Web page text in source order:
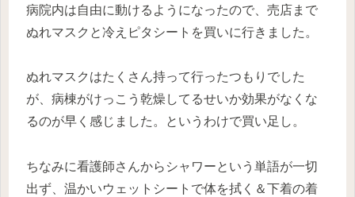
病院内は自由に動けるようになったので、売店まで
ぬれマスクと冷えピタシートを買いに行きました。
ぬれマスクはたくさん持って行ったつもりでした
が、病棟がけっこう乾燥してるせいか効果がなくな
るのが早く感じました。というわけで買い足し。
ちなみに看護師さんからシャワーという単語が一切
出ず、温かいウェットシートで体を拭く＆下着の着